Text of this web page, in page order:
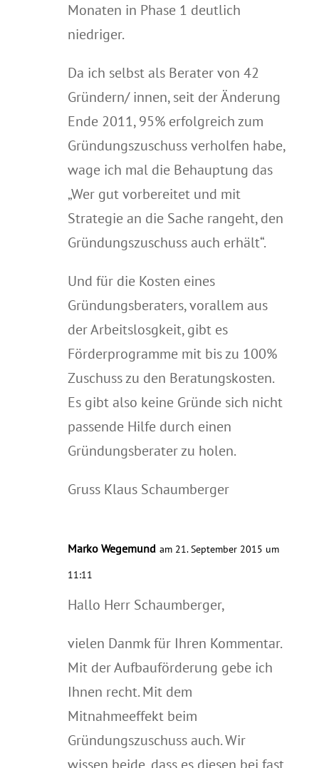
Monaten in Phase 1 deutlich
niedriger.
Da ich selbst als Berater von 42
Gründern/ innen, seit der Änderung
Ende 2011, 95% erfolgreich zum
Gründungszuschuss verholfen habe,
wage ich mal die Behauptung das
„Wer gut vorbereitet und mit
Strategie an die Sache rangeht, den
Gründungszuschuss auch erhält“.
Und für die Kosten eines
Gründungsberaters, vorallem aus
der Arbeitslosgkeit, gibt es
Förderprogramme mit bis zu 100%
Zuschuss zu den Beratungskosten.
Es gibt also keine Gründe sich nicht
passende Hilfe durch einen
Gründungsberater zu holen.
Gruss Klaus Schaumberger
Marko Wegemund am 21. September 2015 um
11:11
Hallo Herr Schaumberger,
vielen Danmk für Ihren Kommentar.
Mit der Aufbauförderung gebe ich
Ihnen recht. Mit dem
Mitnahmeeffekt beim
Gründungszuschuss auch. Wir